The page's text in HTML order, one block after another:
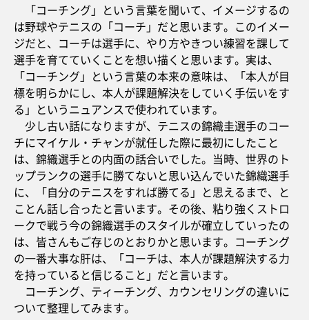
「コーチング」という言葉を聞いて、イメージするの
は野球やテニスの「コーチ」だと思います。このイメー
ジだと、コーチは選手に、やり方やきつい練習を課して
選手を育てていくことを想い描くと思います。実は、
「コーチング」という言葉の本来の意味は、「本人が目
標を明らかにし、本人が課題解決をしていく手伝いをす
る」というニュアンスで使われています。
少し古い話になりますが、テニスの錦織圭選手のコー
チにマイケル・チャンが就任した際に最初にしたこと
は、錦織選手との内面の話合いでした。当時、世界のト
ップランクの選手に勝てないと思い込んでいた錦織選手
に、「自分のテニスをすれば勝てる」と思えるまで、と
ことん話し合ったと言います。その後、粘り強くストロ
ークで戦う今の錦織選手のスタイルが確立していったの
は、皆さんもご存じのとおりかと思います。コーチング
の一番大事な肝は、「コーチは、本人が課題解決する力
を持っていると信じること」だと言います。
コーチング、ティーチング、カウンセリングの違いに
ついて整理してみます。